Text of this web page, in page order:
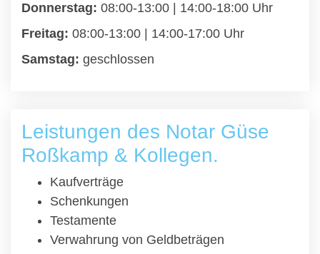
Donnerstag: 08:00-13:00 | 14:00-18:00 Uhr
Freitag: 08:00-13:00 | 14:00-17:00 Uhr
Samstag: geschlossen
Leistungen des Notar Güse
Roßkamp & Kollegen.
Kaufverträge
Schenkungen
Testamente
Verwahrung von Geldbeträgen